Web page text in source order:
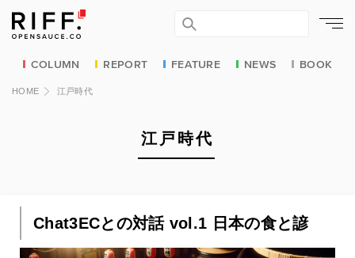
COLUMN REPORT FEATURE NEWS BOOK
HOME 江戸時代
江戸時代
Chat3ECとの対話 vol.1 日本の食と諺